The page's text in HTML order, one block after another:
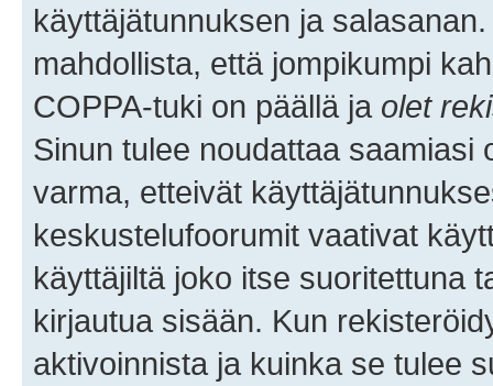
käyttäjätunnuksen ja
mahdollista, että jompikumpi
COPPA-tuki on päällä ja olet
Sinun tulee noudattaa saamiasi
varma, etteivät
keskustelufoorumit vaativat
käyttäjiltä joko itse suoritettuna
kirjautua sisään. Kun
aktivoinnista ja kuinka se tulee